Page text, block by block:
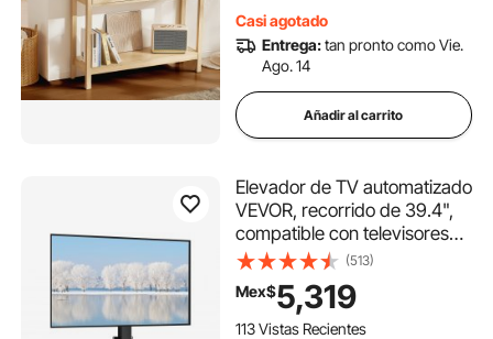
Casi agotado
Entrega:tan pronto como Vie.
Ago. 14
Añadir al carrito
Elevador de TV automatizado
VEVOR, recorrido de 39.4",
compatible con televisores
de 32 a 70", altura ajustable
de 28.74 a 68.11", control
remoto, carga máxima de
154 lb
(513)
Mex$5,319
113 Vistas Recientes